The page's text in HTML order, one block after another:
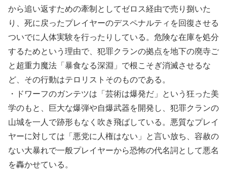
から追い返すための牽制としてゼロス経由で売り捌いた
り、死に戻ったプレイヤーのデスペナルティを回復させる
ついでに人体実験を行ったりしている。危険な在庫を処分
するためという理由で、犯罪クランの拠点を地下の廃寺ご
と超重力魔法「暴食なる深淵」で根こそぎ消滅させるな
ど、その行動はテロリストそのものである。
・ドワーフのガンテツは「芸術は爆発だ」という狂った美
学のもと、巨大な爆弾や自爆武器を開発し、犯罪クランの
山城を一人で跡形もなく吹き飛ばしている。悪質なプレイ
ヤーに対しては「悪党に人権はない」と言い放ち、容赦の
ない大暴れで一般プレイヤーから恐怖の代名詞として悪名
を轟かせている。